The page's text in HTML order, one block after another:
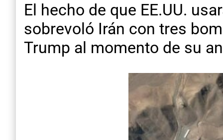
El hecho de que EE.UU.
sobrevoló Irán con tres
Trump al momento de su